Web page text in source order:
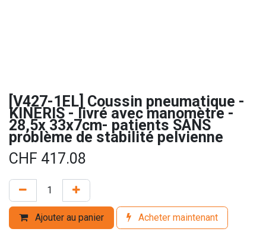
[V427-1EL] Coussin pneumatique -
KINERIS - livré avec manomètre -
28,5x 33x7cm- patients SANS
problème de stabilité pelvienne
CHF 417.08
Ajouter au panier Acheter maintenant